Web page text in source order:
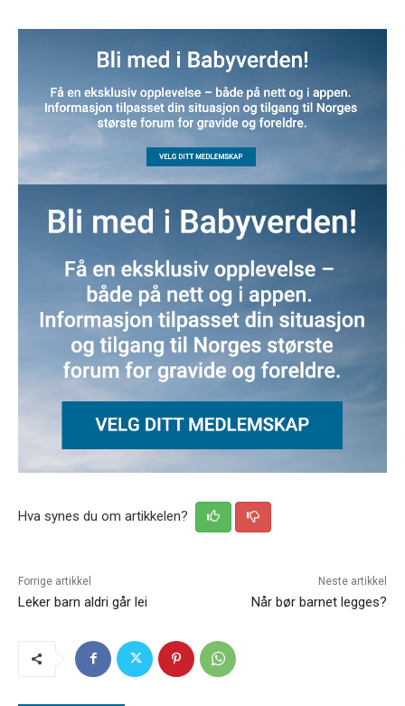
Hva synes du om artikkelen?
Forrige artikkel
Leker barn aldri går lei
Neste artikkel
Når bør barnet legges?